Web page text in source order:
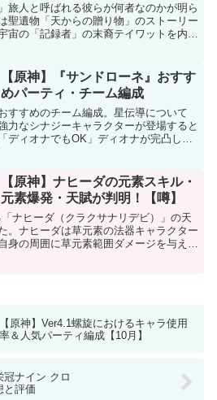
旅人と呼ばれる彼らが何者なのかが明ら
聖遺物「天からの贈り物」のストーリー
宙の「記録者」の末裔テイワットを内包
【原神】『サンドローネ』おすす
めパーティ・チーム編成
すすめのチーム編成。星伝導について
力なシナジーキャラクターが登場すると
ディオナでもOK」ディオナが完凸して
【原神】ナヒーダの元素スキル・
元素爆発・天賦が判明！【噂】
ナヒーダ（クラクサナリデビ）」の天
。ナヒーダは草元素の法器キャラクター
身の周囲に草元素範囲ダメージを与え、
【原神】Ver4.1螺旋におけるキャラ使用
率＆人気パーティ編成【10月】
冠ナイン クロ
と評価